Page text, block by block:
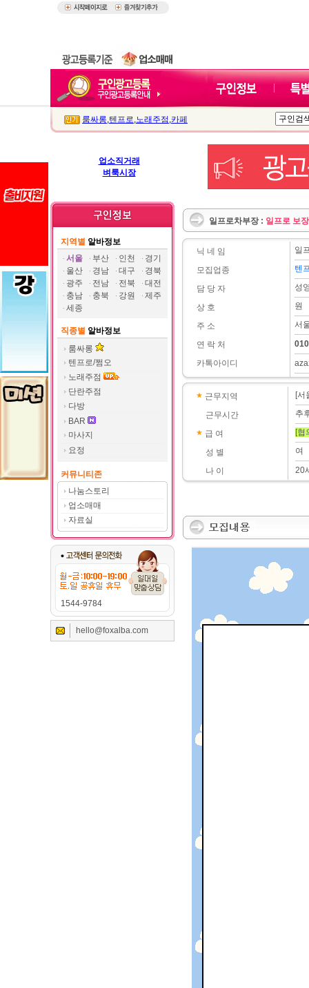
룸싸롱,텐프로,노래주점 ,카페
업소직거래
벼룩시장
지역별 알바정보
서울
부산 인천
경기
울산
경남 대구
경북
광주
전남 전북
대전
충남
충북 강원
제주
세종
직종별 알바정보
룸싸롱
텐프로/쩜오
노래주점
단란주점
다방
BAR
마사지
요정
커뮤니티존
나눔스토리
업소매매
자료실
1544-9784
hello@foxalba.com
일프로차부장 : 일프로 보
닉 네 임
모집업종
담 당 자
상 호
주 소
연 락 처
카톡아이디
일
텐
성
원
서
근무지역
근무시간
급 여
성 별
나 이
[서
추
[협
여
20